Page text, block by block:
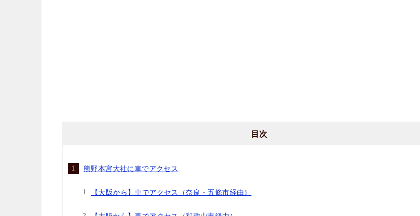
目次
熊野本宮大社に車でアクセス
【大阪から】車でアクセス（奈良・五條市経由）